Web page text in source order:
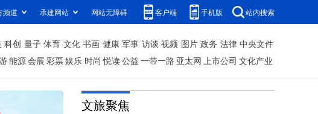
频道 承建网站 网站无障碍 客户端 手机版 站内搜索
科创 量子 体育 文化 书画 健康 军事 访谈 视频 图片 政务 法律 中央文件
能源会展 彩票娱乐 时尚 悦读公益 一带一路 亚太网 上市公司 文化产业
文旅聚焦